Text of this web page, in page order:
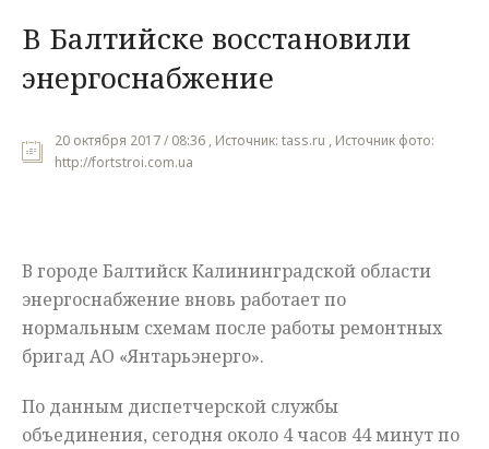
Наука
Культура
Общество
Происшествия
В Балтийске восстановили
энергоснабжение
20 октября 2017 / 08:36 , Источник: tass.ru , Источник фото:
http://fortstroi.com.ua
В городе Балтийск Калининградской области
энергоснабжение вновь работает по
нормальным схемам после работы ремонтных
бригад АО «Янтарьэнерго».
По данным диспетчерской службы
объединения, сегодня около 4 часов 44 минут по